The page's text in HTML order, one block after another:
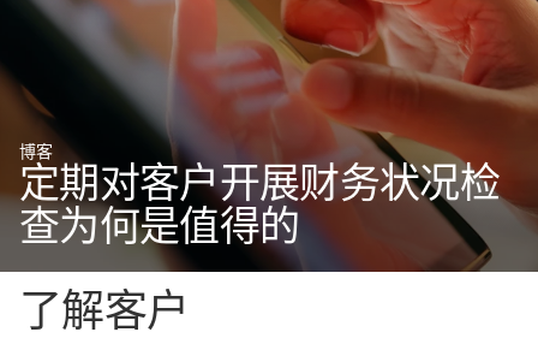
博客
定期对客户开展财务状况检
查为何是值得的
了解客户